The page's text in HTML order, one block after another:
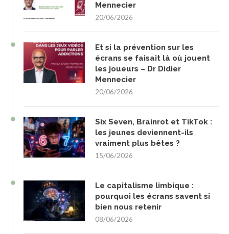
Mennecier
20/06/2026
Et si la prévention sur les
écrans se faisait là où jouent
les joueurs – Dr Didier
Mennecier
20/06/2026
Six Seven, Brainrot et TikTok :
les jeunes deviennent-ils
vraiment plus bêtes ?
15/06/2026
Le capitalisme limbique :
pourquoi les écrans savent si
bien nous retenir
08/06/2026